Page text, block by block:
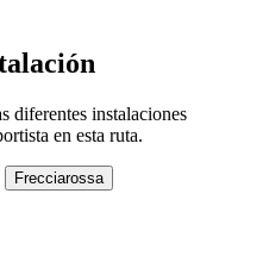
diferentes instalaciones
en esta ruta.
Frecciarossa